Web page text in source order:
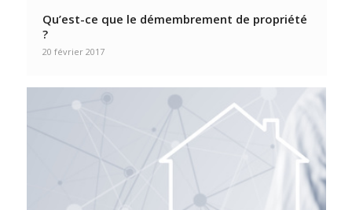
Qu’est-ce que le démembrement de propriété
?
20 février 2017